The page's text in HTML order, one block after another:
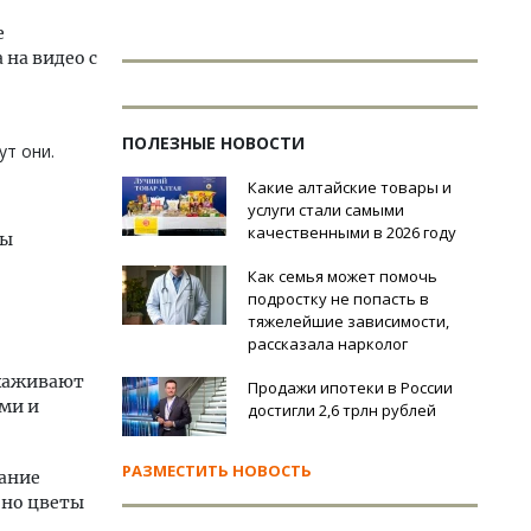
видео с
они.
и
цветы
ПОЛЕЗНЫЕ НОВОСТИ
Какие алтайские товары и
услуги стали самыми
качественными в 2026 году
Как семья может помочь
подростку не попасть в
тяжелейшие зависимости,
рассказала нарколог
Продажи ипотеки в России
достигли 2,6 трлн рублей
РАЗМЕСТИТЬ НОВОСТЬ